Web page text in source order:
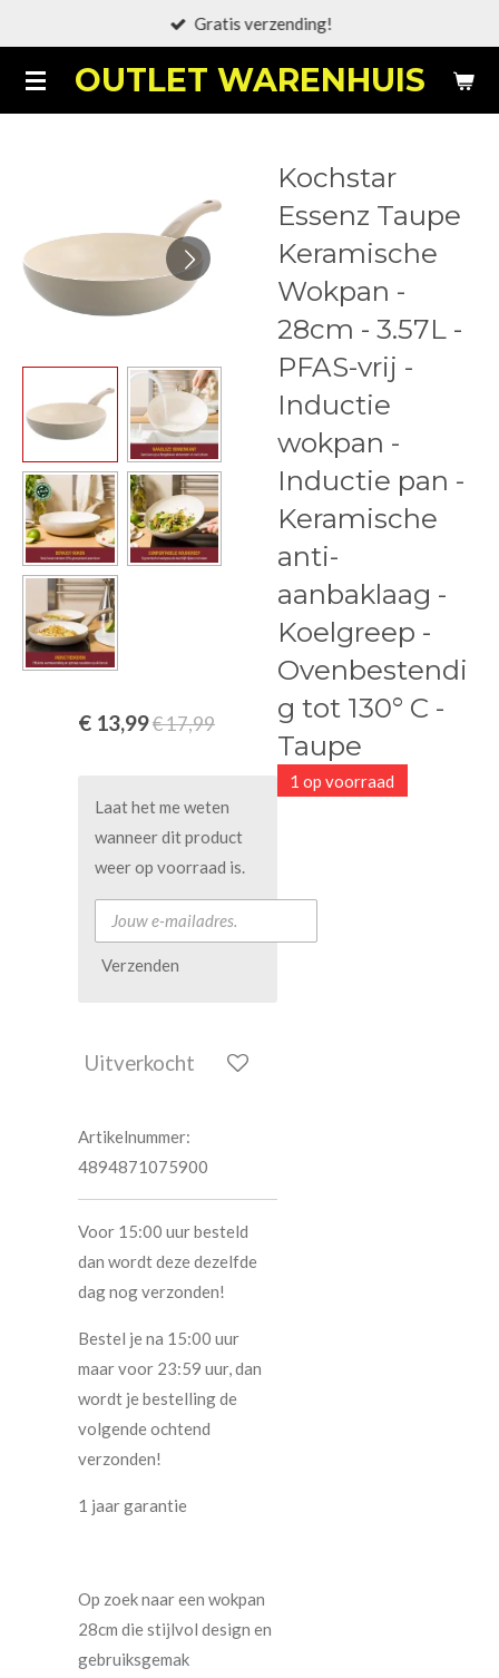
naar
de
OUTLET WARENHUIS
Gratis verzending!
Kochstar
Essenz Taupe
Keramische
Wokpan -
28cm - 3.57L -
PFAS-vrij -
Inductie
wokpan -
Inductie pan -
Keramische
anti-
aanbaklaag -
Koelgreep -
Ovenbestendi
g tot 130° C -
Taupe
1 op voorraad
€ 13,99€ 17,99
Laat het me weten
wanneer dit product
weer op voorraad is.
Verzenden
Uitverkocht
Artikelnummer:
4894871075900
Voor 15:00 uur besteld
dan wordt deze dezelfde
dag nog verzonden!
Bestel je na 15:00 uur
maar voor 23:59 uur, dan
wordt je bestelling de
volgende ochtend
verzonden!
1 jaar garantie
Op zoek naar een wokpan
28cm die stijlvol design en
gebruiksgemak